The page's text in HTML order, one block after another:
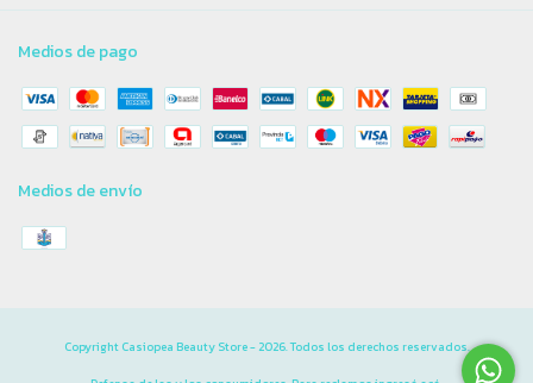
Medios de pago
Medios de envío
Copyright Casiopea Beauty Store - 2026. Todos los derechos reservados.